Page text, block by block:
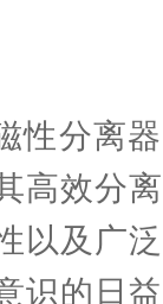
分离器
高效分
以及广
识的日